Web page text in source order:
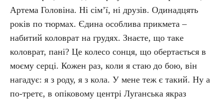
Артема Головіна. Ні сім’ї, ні друзів. Одинадцять
років по тюрмах. Єдина особлива прикмета –
набитий коловрат на грудях. Знаєте, що таке
коловрат, пані? Це колесо сонця, що обертається в
моєму серці. Кожен раз, коли я стаю до бою, він
нагадує: я з роду, я з кола. У мене теж є такий. Ну а
по-третє, в опіковому центрі Луганська якраз